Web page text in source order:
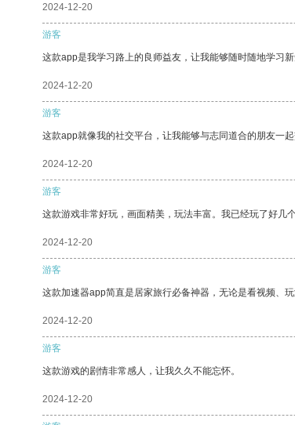
2024-12-20
游客
这款app是我学习路上的良师益友，让我能够随时随地学习新
2024-12-20
游客
这款app就像我的社交平台，让我能够与志同道合的朋友一起
2024-12-20
游客
这款游戏非常好玩，画面精美，玩法丰富。我已经玩了好几
2024-12-20
游客
这款加速器app简直是居家旅行必备神器，无论是看视频、
2024-12-20
游客
这款游戏的剧情非常感人，让我久久不能忘怀。
2024-12-20